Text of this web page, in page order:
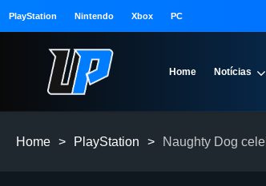
PlayStation Nintendo Xbox PC
Home Notícias
Home > PlayStation > Naughty Dog